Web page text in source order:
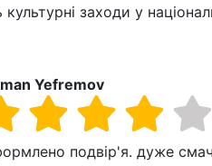
заходи у
Yefremov
подвір'я. дуже